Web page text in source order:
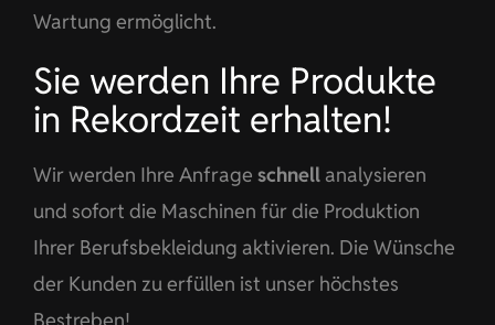
Wartung ermöglicht.
Sie werden Ihre Produkte
in Rekordzeit erhalten!
Wir werden Ihre Anfrage schnellanalysieren
und sofort die Maschinen für die Produktion
Ihrer Berufsbekleidung aktivieren. Die Wünsche
der Kunden zu erfüllen ist unser höchstes